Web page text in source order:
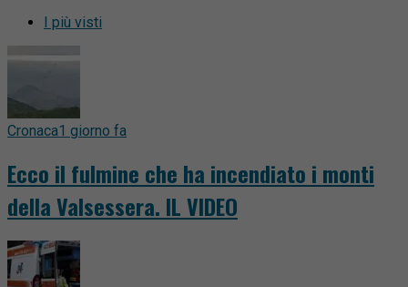
I più visti
Cronaca1 giorno fa
Ecco il fulmine che ha incendiato i monti
della Valsessera. IL VIDEO